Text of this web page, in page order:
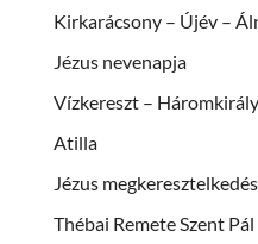
Kirkarácsony – Újév –
Jézus nevenapja
Vízkereszt –
Atilla
Jézus
Thébai Remete Szent Pál